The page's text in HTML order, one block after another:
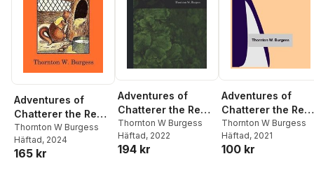
Adventures of
Chatterer the Red
Squirrel
Thornton W Burgess
Häftad, 2024
165 kr
Adventures of
Chatterer the Red
Squirrel
Thornton W Burgess
Häftad, 2022
194 kr
Adventures of
Chatterer the Red
Squirrel
Thornton W Burgess
Häftad, 2021
100 kr